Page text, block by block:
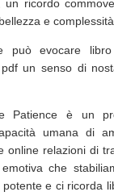
ricordo
e
può evocare
un senso di
Patience è un
umana di
online relazioni di
che
e ci ricorda